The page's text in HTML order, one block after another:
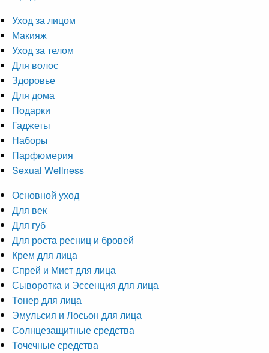
Уход за лицом
Макияж
Уход за телом
Для волос
Здоровье
Для дома
Подарки
Гаджеты
Наборы
Парфюмерия
Sexual Wellness
Основной уход
Для век
Для губ
Для роста ресниц и бровей
Крем для лица
Спрей и Мист для лица
Сыворотка и Эссенция для лица
Тонер для лица
Эмульсия и Лосьон для лица
Солнцезащитные средства
Точечные средства